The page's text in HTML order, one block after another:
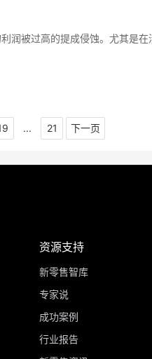
润被过高的提成侵蚀。尤其是
... 21 下一页
资源支持
新零售智库
专家说
成功案例
行业报告